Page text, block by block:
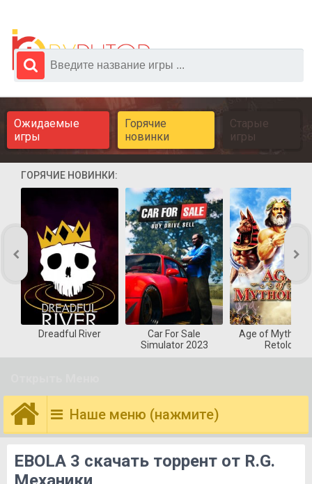
Ожидаемые
игры
Горячие
новинки
Старые
игры
ГОРЯЧИЕ НОВИНКИ:
Dreadful River
Car For Sale
Simulator 2023
Age of
Retold
Наше меню (нажмите)
EBOLA 3 скачать торрент от R.G.